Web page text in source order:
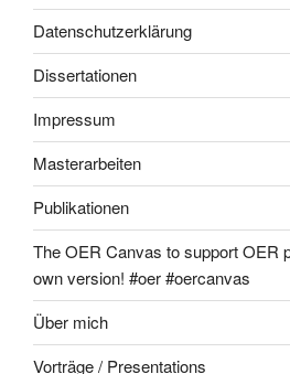
Datenschutzerklärung
Dissertationen
Impressum
Masterarbeiten
Publikationen
The OER Canvas to support OER
own version! #oer #oercanvas
Über mich
Vorträge / Presentations